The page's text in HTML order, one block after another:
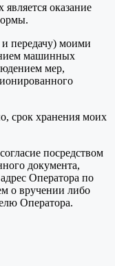
оказание
передачу) моими
машинных
мер,
срок хранения моих
посредством
документа,
Оператора по
о вручении либо
Оператора.